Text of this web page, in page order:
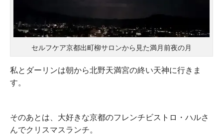
セルフケア京都出町柳サロンから見た満月前夜の月
私とダーリンは朝から北野天満宮の終い天神に行きま
す。
そのあとは、大好きな京都のフレンチビストロ・ハルさ
んでクリスマスランチ。